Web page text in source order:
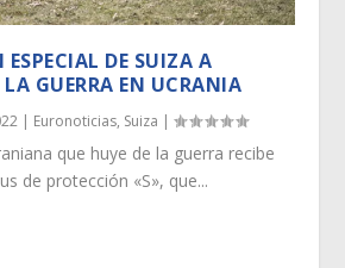
ESPECIAL DE SUIZA A
GUERRA EN UCRANIA
| Euronoticias, Suiza |
que huye de la guerra recibe
de protección «S», que...